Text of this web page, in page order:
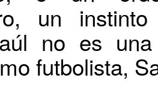
un
no es
futbolista,